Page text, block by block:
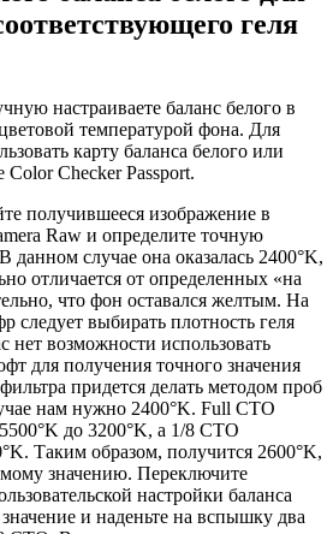
геля
настраиваете баланс белого в
температурой фона. Для
карту баланса белого или
Color Checker Passport.
получившееся изображение в
Raw и определите точную
данном случае она оказалась 2400°K,
отличается от определенных «на
что фон оставался желтым. На
следует выбирать плотность геля
нет возможности использовать
для получения точного значения
придется делать методом проб
нам нужно 2400°K. Full CTO
до 3200°K, а 1/8 CTO
Таким образом, получится 2600°K,
значению. Переключите
настройки баланса
и наденьте на вспышку два